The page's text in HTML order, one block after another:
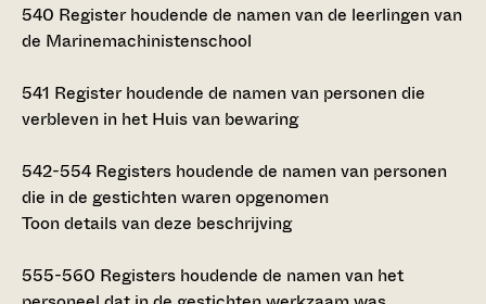
540 Register houdende de namen van de leerlingen van
de Marinemachinistenschool
541 Register houdende de namen van personen die
verbleven in het Huis van bewaring
542-554 Registers houdende de namen van personen
die in de gestichten waren opgenomen
Toon details van deze beschrijving
555-560 Registers houdende de namen van het